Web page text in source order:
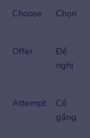
Choose
Chọn
Offer
Đề
nghị
Attempt
Cố
gắng